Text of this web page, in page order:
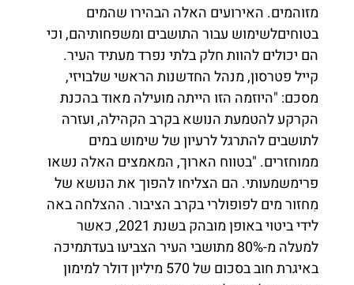
מזוהמים. האירועים האלה הבהירו שהמים
בטוחיםלשימוש עבור התושבים ומשפחותיהם, וכי
הם יכולים להוות חלק בלתי נפרד מעתיד העיר.
קייל פטרסון, מנהל החדשנות הראשי שלבויזי,
מסכם: "היוזמה הזו הייתה מועילה מאוד בהכנת
הקרקע להטמעת הנושא בקרב הקהילה, ועזרה
לתושבים להתרגל לרעיון של שימוש במים
ממוחזרים. "בטווח הארוך, המאמצים האלה נשאו
פרימשמעותי. הם הצליחו להפוך את הנושא של
מִחזור מים לפופולרי בקרב הציבור. ההצלחה באה
לידי ביטוי באופן מובהק בשנת 2021, כאשר
למעלה מ-80% מתושבי העיר הצביעו בעדתמיכה
באיגרת חוב בסכום של 570 מיליון דולר למימון